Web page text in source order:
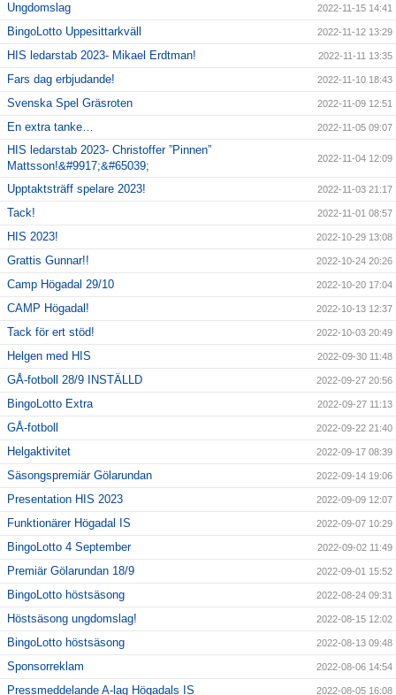
Ungdomslag 2022-11-15 14:41
BingoLotto Uppesittarkväll 2022-11-12 13:29
HIS ledarstab 2023- Mikael Erdtman! 2022-11-11 13:35
Fars dag erbjudande! 2022-11-10 18:43
Svenska Spel Gräsroten 2022-11-09 12:51
En extra tanke… 2022-11-05 09:07
HIS ledarstab 2023- Christoffer ”Pinnen”
Mattsson!&#9917;&#65039;
2022-11-04 12:09
Upptaktsträff spelare 2023! 2022-11-03 21:17
Tack! 2022-11-01 08:57
HIS 2023! 2022-10-29 13:08
Grattis Gunnar!! 2022-10-24 20:26
Camp Högadal 29/10 2022-10-20 17:04
CAMP Högadal! 2022-10-13 12:37
Tack för ert stöd! 2022-10-03 20:49
Helgen med HIS 2022-09-30 11:48
GÅ-fotboll 28/9 INSTÄLLD 2022-09-27 20:56
BingoLotto Extra 2022-09-27 11:13
GÅ-fotboll 2022-09-22 21:40
Helgaktivitet 2022-09-17 08:39
Säsongspremiär Gölarundan 2022-09-14 19:06
Presentation HIS 2023 2022-09-09 12:07
Funktionärer Högadal IS 2022-09-07 10:29
BingoLotto 4 September 2022-09-02 11:49
Premiär Gölarundan 18/9 2022-09-01 15:52
BingoLotto höstsäsong 2022-08-24 09:31
Höstsäsong ungdomslag! 2022-08-15 12:02
BingoLotto höstsäsong 2022-08-13 09:48
Sponsorreklam 2022-08-06 14:54
Pressmeddelande A-lag Högadals IS 2022-08-05 16:08